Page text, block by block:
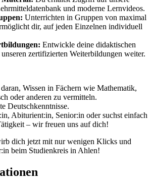
und moderne Lernvideos.
Unterrichten in Gruppen von maximal
dir, auf jeden Einzelnen individuell
Entwickle deine didaktischen
zertifizierten Weiterbildungen weiter.
Wissen in Fächern wie Mathematik,
oder anderen zu vermitteln.
Deutschkenntnisse.
Abiturient:in, Senior:in oder suchst einfach
– wir freuen uns auf dich!
dich jetzt mit nur wenigen Klicks und
beim Studienkreis in Ahlen!